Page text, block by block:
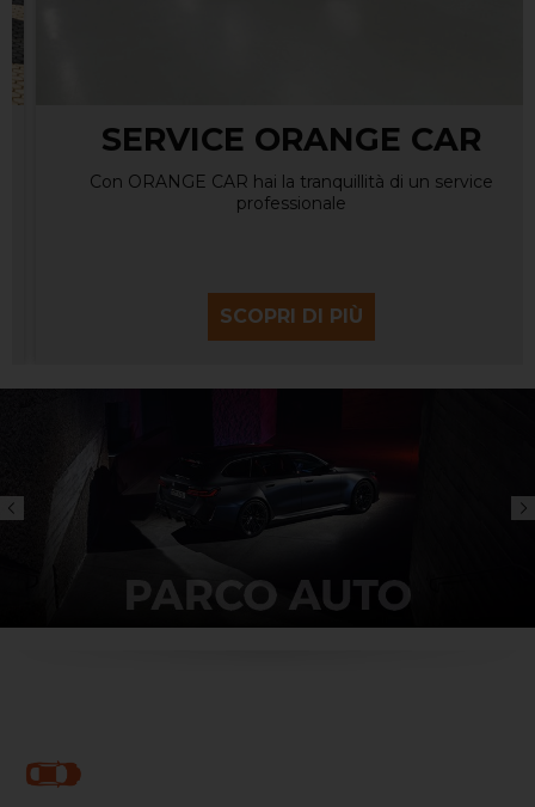
SERVICE ORANGE CAR
Con ORANGE CAR hai la tranquillità di un service
professionale
SCOPRI DI PIÙ